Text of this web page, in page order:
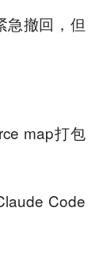
急撤回 ，但
map打包
Code